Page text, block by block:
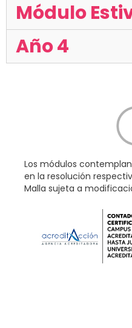
Módulo
Año 4
Los módulos
en la resolución
Malla sujeta a